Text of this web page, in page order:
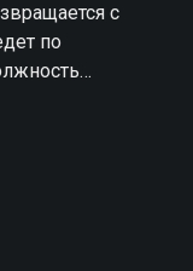
с
по
в эпицентре
И как быть
ехать за
Сериал
на поколение